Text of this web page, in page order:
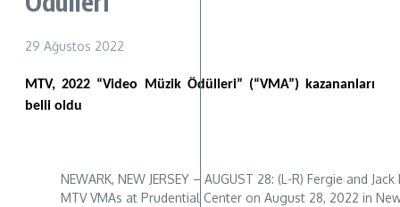
29 Ağustos 2022
MTV, 2022 “Video Müzik Ödülleri” (“VMA”) kazananları
belli oldu
NEWARK, NEW JERSEY – AUGUST 28: (L-R) Fergie and
MTV VMAs at Prudential Center on August 28, 2022 in